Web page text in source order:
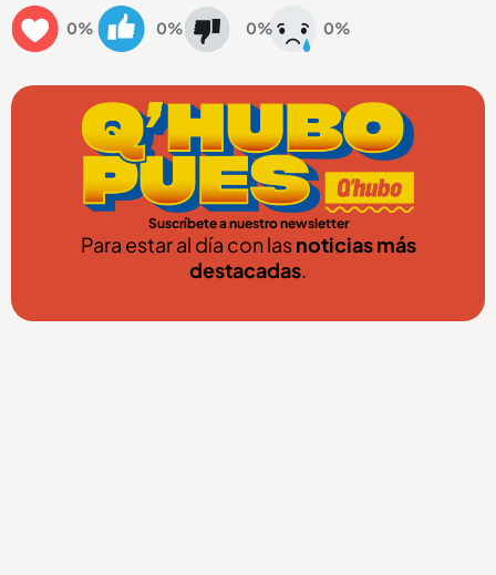
0% 0% 0% 0%
Suscríbete a nuestro newsletter
Para estar al día con lasnoticias más
destacadas.